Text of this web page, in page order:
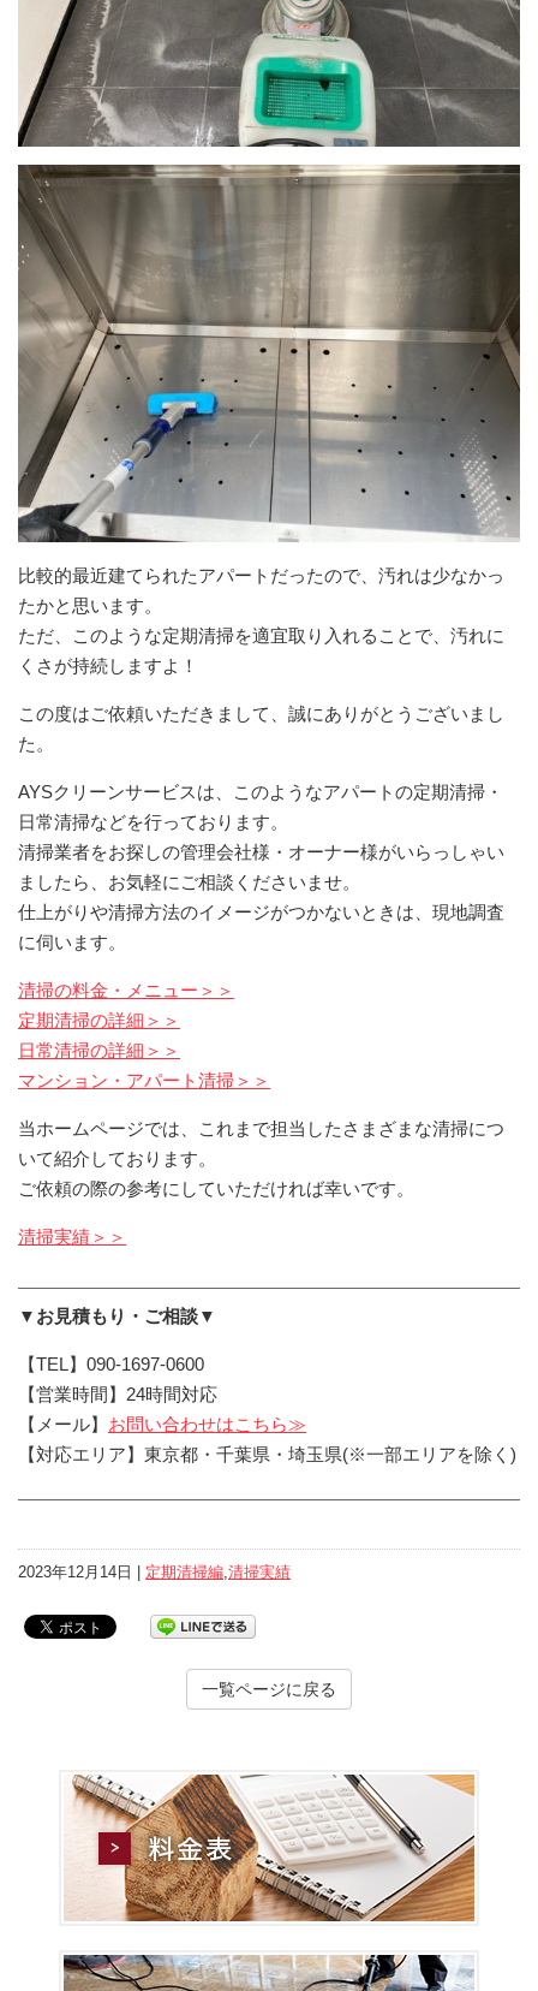
比較的最近建てられたアパートだったので、汚れは少なかっ
たかと思います。
ただ、このような定期清掃を適宜取り入れることで、汚れに
くさが持続しますよ！
この度はご依頼いただきまして、誠にありがとうございまし
た。
AYSクリーンサービスは、このようなアパートの定期清掃・
日常清掃などを行っております。
清掃業者をお探しの管理会社様・オーナー様がいらっしゃい
ましたら、お気軽にご相談くださいませ。
仕上がりや清掃方法のイメージがつかないときは、現地調査
に伺います。
清掃の料金・メニュー＞＞
定期清掃の詳細＞＞
日常清掃の詳細＞＞
マンション・アパート清掃＞＞
当ホームページでは、これまで担当したさまざまな清掃につ
いて紹介しております。
ご依頼の際の参考にしていただければ幸いです。
清掃実績＞＞
▼お見積もり・ご相談▼
【TEL】090-1697-0600
【営業時間】24時間対応
【メール】 お問い合わせはこちら≫
【対応エリア】東京都・千葉県・埼玉県(※一部エリアを除く)
2023年12月14日 | 定期清掃編 清掃実績
一覧ページに戻る